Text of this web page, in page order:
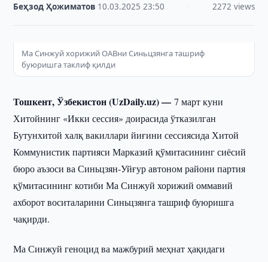
Беҳзод Ҳожиматов 10.03.2025 ·23:50 2272 views
Ма Синжуй хорижий ОАВни Синьцзянга ташриф
буюришга таклиф қилди
Тошкент, Ўзбекистон (UzDaily.uz) —7 март куни
Хитойнинг «Икки сессия» доирасида ўтказилган
Бутунхитой халқ вакиллари йиғини сессиясида Хитой
Коммунистик партияси Марказий қўмитасининг сиёсий
бюро аъзоси ва Синьцзян-Уйғур автоном райони партия
қўмитасининг котиби Ма Синжуй хорижий оммавий
ахборот воситаларини Синьцзянга ташриф буюришга
чақирди.
Ма Синжуй геноцид ва мажбурий меҳнат ҳақидаги